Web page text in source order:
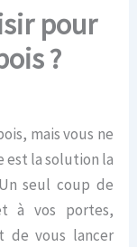
pour
?
mais vous ne
est la solution la
seul coup de
à vos portes,
de vous lancer